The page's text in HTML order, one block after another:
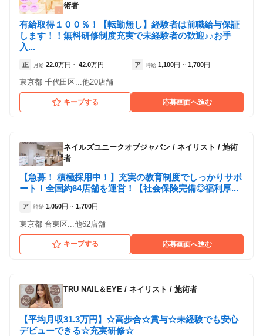
術者
有給取得１００％！【転勤無し】経験者は前職給与保証
します！！無料研修制度充実で未経験者の歓迎♪♪お手
入...
正 月給 22.0万円 ~ 42.0万円 ア 時給 1,100円 ~ 1,700円
東京都 千代田区...他20店舗
キープする 応募画面へ進む
ネイルズユニークオブジャパン / ネイリスト / 施術
者
【急募！ 積極採用中！】充実の教育制度でしっかりサポ
ート！全国約64店舗を運営！【社会保険完備◎福利厚...
ア 時給 1,050円 ~ 1,700円
東京都 台東区...他62店舗
キープする 応募画面へ進む
TRU NAIL＆EYE / ネイリスト / 施術者
【平均月収31.3万円】☆高歩合☆賞与☆未経験でも安心
デビューできる☆充実研修☆